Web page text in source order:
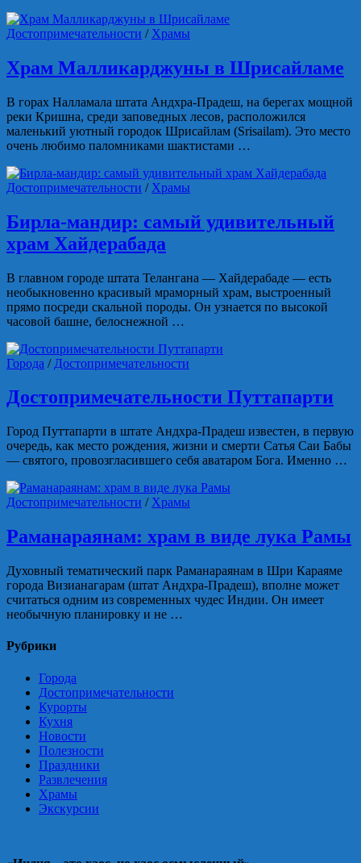
Достопримечательности / Храмы
Храм Малликарджуны в Шрисайламе
В горах Налламала штата Андхра-Прадеш, на берегах мощной
реки Кришна, среди заповедных лесов, расположился
маленький уютный городок Шрисайлам (Srisailam). Это место
очень любимо паломниками шактистами …
Достопримечательности / Храмы
Бирла-мандир: самый удивительный
храм Хайдерабада
В главном городе штата Телангана — Хайдерабаде — есть
необыкновенно красивый мраморный храм, выстроенный
прямо посреди скальной породы. Он узнается по высокой
часовой башне, белоснежной …
Города / Достопримечательности
Достопримечательности Путтапарти
Город Путтапарти в штате Андхра-Прадеш известен, в первую
очередь, как место рождения, жизни и смерти Сатья Саи Бабы
— святого, провозгласившего себя аватаром Бога. Именно …
Достопримечательности / Храмы
Раманараянам: храм в виде лука Рамы
Духовный тематический парк Раманараянам в Шри Караяме
города Визианагарам (штат Андхра-Прадеш), вполне может
считаться одним из современных чудес Индии. Он имеет
необычную планировку и не …
Рубрики
Города
Достопримечательности
Курорты
Кухня
Новости
Полезности
Праздники
Развлечения
Храмы
Экскурсии